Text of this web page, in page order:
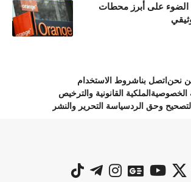
الضوء على أبرز محطات
نحن اتصل بناشروط الاستخدام
الخصوصية الملكية القانونية والترخيص
وحق الردسياسة التحرير والنشر